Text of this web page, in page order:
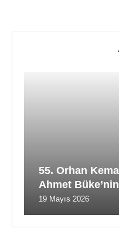
55. Orhan
Ahmet
19 Mayıs 2026